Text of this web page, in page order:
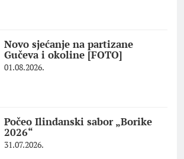
Novo sjećanje na partizane
Gučeva i okoline [FOTO]
01.08.2026.
Počeo Ilindanski sabor „Borike
2026“
31.07.2026.